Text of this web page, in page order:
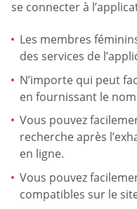
se connecter à
Les membres
des services de
N’importe qui peut
en fournissant le
Vous pouvez
recherche après
en ligne.
Vous pouvez
compatibles sur le